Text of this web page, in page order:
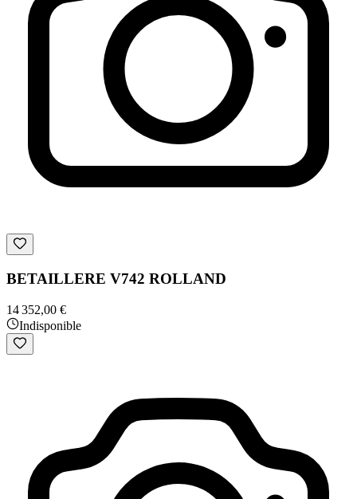
BETAILLERE V742 ROLLAND
14 352,00 €
Indisponible